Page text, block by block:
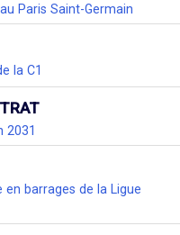
Paris Saint-Germain
la C1
2031
en barrages de la Ligue